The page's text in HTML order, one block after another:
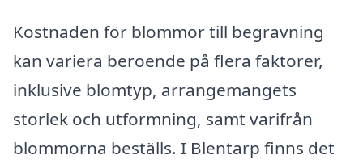
Kostnaden för blommor till begravning
kan variera beroende på flera faktorer,
inklusive blomtyp, arrangemangets
storlek och utformning, samt varifrån
blommorna beställs. I Blentarp finns det